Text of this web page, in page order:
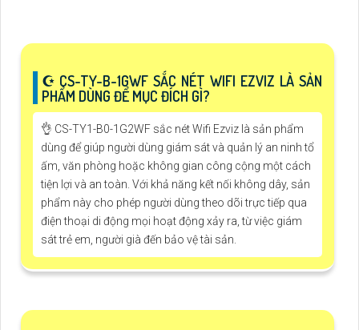
☪ CS-TY-B-1GWF SẮC NÉT WIFI EZVIZ LÀ SẢN
PHẨM DÙNG ĐỂ MỤC ĐÍCH GÌ?
👌 CS-TY1-B0-1G2WF sắc nét Wifi Ezviz là sản phẩm
dùng để giúp người dùng giám sát và quản lý an ninh tổ
ấm, văn phòng hoặc không gian công cộng một cách
tiện lợi và an toàn. Với khả năng kết nối không dây, sản
phẩm này cho phép người dùng theo dõi trực tiếp qua
điện thoại di động mọi hoạt động xảy ra, từ việc giám
sát trẻ em, người già đến bảo vệ tài sản.